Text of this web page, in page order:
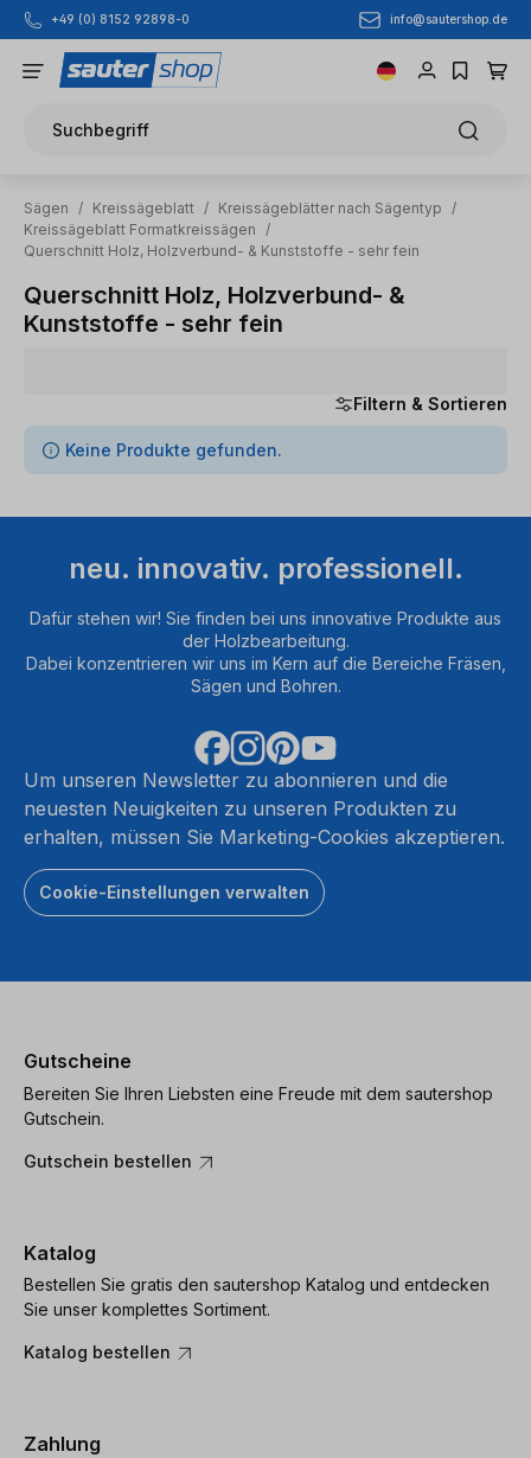
Zum Hauptinhalt springen
+49 (0) 8152 92898-0 info@sautershop.de
Suchbegriff
Sägen / Kreissägeblatt / Kreissägeblätter nach Sägentyp
/
Kreissägeblatt Formatkreissägen
/
Querschnitt Holz, Holzverbund- & Kunststoffe - sehr fein
Querschnitt Holz, Holzverbund- &
Kunststoffe - sehr fein
Filtern & Sortieren
0 Artikel gefunden
Keine Produkte gefunden.
neu. innovativ. professionell.
Dafür stehen wir! Sie finden bei uns innovative Produkte aus
der Holzbearbeitung.
Dabei konzentrieren wir uns im Kern auf die Bereiche Fräsen,
Sägen und Bohren.
Um unseren Newsletter zu abonnieren und die
neuesten Neuigkeiten zu unseren Produkten zu
erhalten, müssen Sie Marketing-Cookies akzeptieren.
Cookie-Einstellungen verwalten
Gutscheine
Bereiten Sie Ihren Liebsten eine Freude mit dem sautershop
Gutschein.
Gutschein bestellen
Katalog
Bestellen Sie gratis den sautershop Katalog und entdecken
Sie unser komplettes Sortiment.
Katalog bestellen
Zahlung